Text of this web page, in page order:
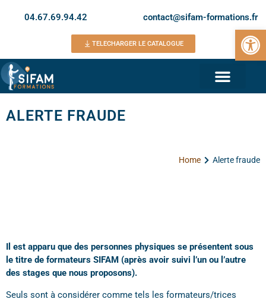
Ouvrir
04.67.69.94.42 contact@sifam-formations.fr
TELECHARGER LE CATALOGUE
ALERTE FRAUDE
Home Alerte fraude
Il est apparu que des personnes physiques se présentent sous
le titre de formateurs SIFAM (après avoir suivi l’un ou l’autre
des stages que nous proposons).
Seuls sont à considérer comme tels les formateurs/trices